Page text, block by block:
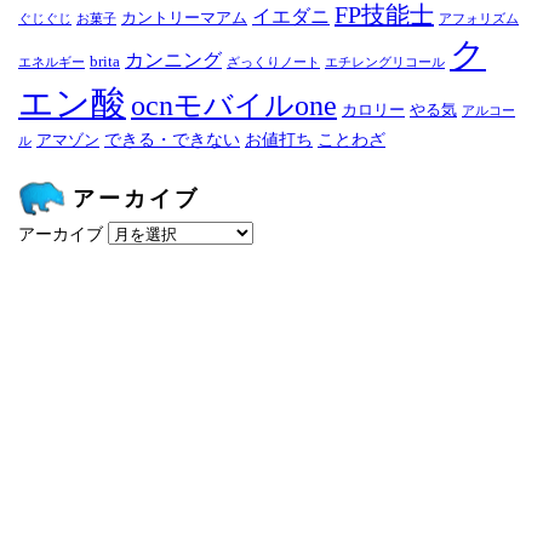
ぐじぐじ お菓子 カントリーマアム イエダニ FP技能士 アフォリズム
エネルギー brita カンニング ざっくりノート エチレングリコール
ク
エン酸 ocnモバイルone カロリー やる気 アルコー
ル アマゾン できる・できない お値打ち ことわざ
アーカイブ
アーカイブ